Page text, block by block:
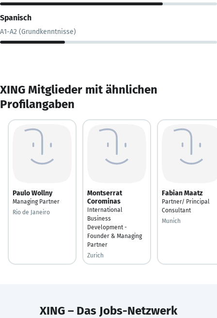
Spanisch
A1-A2 (Grundkenntnisse)
XING Mitglieder mit ähnlichen
Profilangaben
Paulo Wollny
Managing Partner
Rio de Janeiro
Montserrat
Corominas
International
Business
Development -
Founder & Managing
Partner
Zurich
Fabian Maatz
Partner/ Principal
Consultant
Munich
XING – Das Jobs-Netzwerk